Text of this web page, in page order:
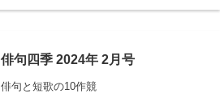
俳句四季 2024年 2月号
俳句と短歌の10作競